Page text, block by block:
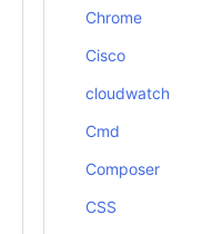
Chrome
Cisco
cloudwatch
Cmd
Composer
CSS